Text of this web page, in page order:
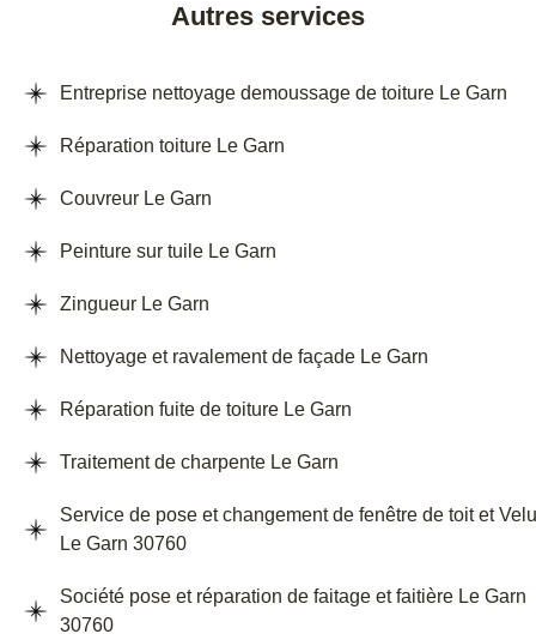
Autres services
Entreprise nettoyage demoussage de toiture Le Garn
Réparation toiture Le Garn
Couvreur Le Garn
Peinture sur tuile Le Garn
Zingueur Le Garn
Nettoyage et ravalement de façade Le Garn
Réparation fuite de toiture Le Garn
Traitement de charpente Le Garn
Service de pose et changement de fenêtre de toit et
Le Garn 30760
Société pose et réparation de faitage et faitière Le Garn
30760